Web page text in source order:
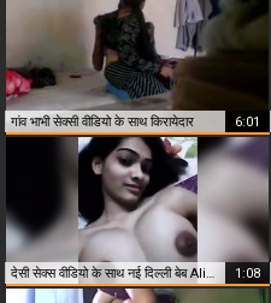
गांव भाभी सेक्सी वीडियो के साथ किरायेदार 6:01
देसी सेक्स वीडियो के साथ नई दिल्ली बेब Aliya 1:08